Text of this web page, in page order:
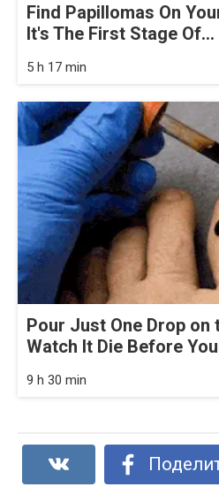
Find Papillomas On
It's The First Stage Of...
5 h 17 min
Pour Just One Drop on
Watch It Die Before
9 h 30 min